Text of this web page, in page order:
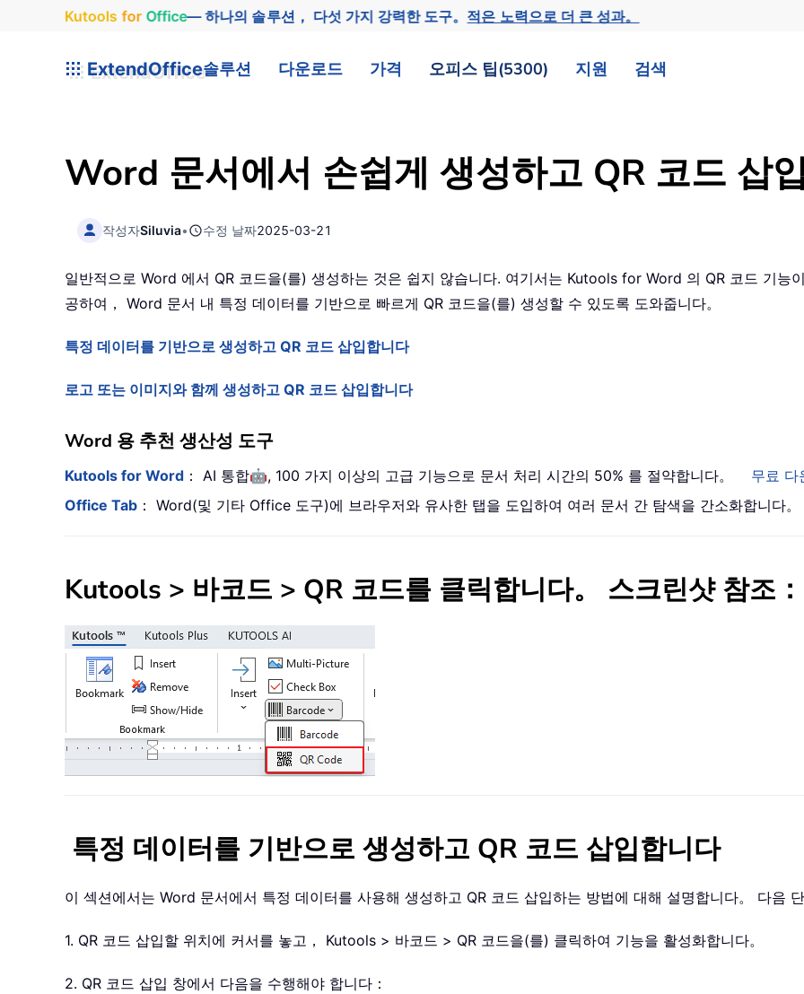
Kutools for Office— 하나의 솔루션， 다섯 가지 강력한 도구。적은 노력으로 더 큰 성과。
ExtendOffice솔루션 다운로드 가격 오피스 팁(5300) 지원 검색
Word 문서에서 손쉽게 생성하고 QR 코드 삽
작성자Siluvia• 수정 날짜2025-03-21
일반적으로 Word 에서 QR 코드을(를) 생성하는 것은 쉽지 않습니다. 여기서는 Kutools for Word 의 QR 코드 기능
공하여， Word 문서 내 특정 데이터를 기반으로 빠르게 QR 코드을(를) 생성할 수 있도록 도와줍니다。
특정 데이터를 기반으로 생성하고 QR 코드 삽입합니다
로고 또는 이미지와 함께 생성하고 QR 코드 삽입합니다
Word 용 추천 생산성 도구
Kutools for Word ： AI 통합🤖, 100 가지 이상의 고급 기능으로 문서 처리 시간의 50% 를 절약합니다。
무료 다
Office Tab ： Word(및 기타 Office 도구)에 브라우저와 유사한 탭을 도입하여 여러 문서 간 탐색을 간소화합니다。
Kutools > 바코드 > QR 코드를 클릭합니다。 스크린샷 참조：
특정 데이터를 기반으로 생성하고 QR 코드 삽입합니다
이 섹션에서는 Word 문서에서 특정 데이터를 사용해 생성하고 QR 코드 삽입하는 방법에 대해 설명합니다。 다음 단
1. QR 코드 삽입할 위치에 커서를 놓고， Kutools > 바코드 > QR 코드을(를) 클릭하여 기능을 활성화합니다。
2. QR 코드 삽입 창에서 다음을 수행해야 합니다：